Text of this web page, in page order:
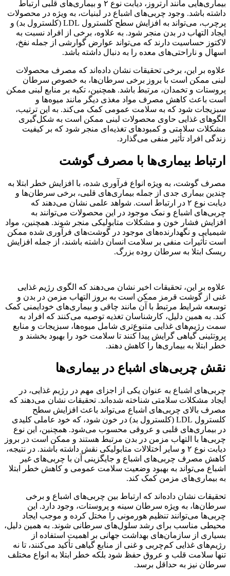
بیماری‌هایی مانند آرتروز، دیابت نوع ۲ و بیماری‌های قلبی ارتباط
داشته باشد. وجود چربی‌های اشباع در لبنیات، به ویژه در محصولات
پرچرب، می‌تواند به افزایش سطح کلسترول LDL (کلسترول بد) و
ایجاد التهاب در بدن منجر شود. به علاوه، برخی از افراد نسبت به
لاکتوز حساسیت دارند که می‌تواند عوارض گوارشی از جمله نفخ،
اسهال و ناراحتی‌های معده را به دنبال داشته باشد.
علاوه بر این، برخی تحقیقات نشان داده‌اند که مصرف محصولات
لبنی ممکن است با بروز برخی سرطان‌ها، به خصوص سرطان
پروستات و تخمدان، مرتبط باشد. همچنین، تکیه بر منابع لبنی ممکن
است باعث کاهش مصرف مواد مغذی دیگر مانند میوه‌ها و
سبزیجات شود که به سلامت عمومی کمک می‌کند. به این ترتیب،
الگوهای غذایی حاوی محصولات لبنی ممکن است به شکل‌گیری
مشکلات سلامتی و کمبودهای تغذیه‌ای منجر شود که بر کیفیت
زندگی افراد تأثیر منفی می‌گذارد.
ارتباط بیماری‌ها با مصرف گوشت
مصرف گوشت، به ویژه انواع فرآوری شده، با افزایش خطر ابتلا به
چندین بیماری جدی از جمله بیماری‌های قلبی، برخی سرطان‌ها و
دیابت نوع ۲ در ارتباط است. شواهد علمی نشان می‌دهند که
چربی‌های اشباع و نمک موجود در این محصولات می‌توانند به
افزایش فشار خون و مشکلات متابولیکی منجر شوند. همچنین، مواد
شیمیایی و نگهدارنده‌های موجود در گوشت‌های فرآوری شده ممکن
است تأثیرات منفی بر سلامت انسان داشته باشند، از جمله افزایش
ریسک ابتلا به سرطان روده بزرگ.
علاوه بر این، تحقیقات اخیر نشان می‌دهند که الگوی رژیم غذایی
غنی از گوشت قرمز ممکن است به بروز التهاب مزمن در بدن و
توسعه شرایط مرتبط با آن مانند چاقی و بیماری‌های خودایمنی کمک
کند. به همین دلیل، کارشناسان تغذیه توصیه می‌کنند که افراد به
سمت رژیم‌های غذایی متنوع‌تری شامل میوه‌ها، سبزیجات و منابع
پروتئینی گیاهی گرایش پیدا کنند تا سلامت خود را بهبود بخشند و
خطر ابتلا به بیماری‌ها را کاهش دهند.
نقش چربی‌های اشباع در بیماری‌ها
چربی‌های اشباع به عنوان یکی از اجزای مهم در رژیم غذایی، در
ایجاد مشکلات سلامتی شناخته شده‌اند. تحقیقات نشان می‌دهند که
مصرف بالای چربی‌های اشباع می‌تواند باعث افزایش سطح
کلسترول LDL (کلسترول بد) در خون شود، که خود عاملی کلیدی
در بیماری‌های قلبی و عروقی محسوب می‌شود. همچنین، این نوع
چربی‌ها با التهاب مزمن در بدن مرتبط هستند و ممکن است در بروز
دیابت نوع ۲ و سایر اختلالات متابولیکی نقش داشته باشند. در نتیجه،
کاهش مصرف چربی‌های اشباع و جایگزینی آن با چربی‌های غیر
اشباع می‌تواند به بهبود وضعیت سلامت عمومی و کاهش خطر ابتلا
به بیماری‌های مزمن کمک کند.
تحقیقات نشان داده‌اند که ارتباط بین چربی‌های اشباع و برخی
سرطان‌ها، به ویژه سرطان سینه و پروستات، وجود دارد. این
چربی‌ها می‌توانند تنظیم هورمونی را مختل کرده و موجب ایجاد
محیطی مناسب برای رشد سلول‌های سرطانی شوند. به همین دلیل،
بسیاری از سازمان‌های بهداشت جهانی بر اهمیت استفاده از
رژیم‌های غذایی کم‌چربی و غنی از منابع گیاهی تأکید می‌کنند، تا نه
تنها سلامت قلب و عروق حفظ شود بلکه خطر ابتلا به انواع مختلف
سرطان نیز به حداقل برسد.